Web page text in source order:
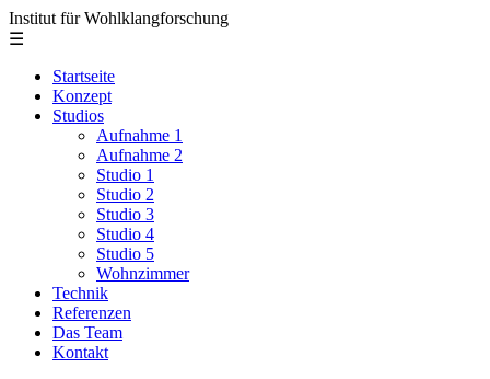
Institut für Wohlklangforschung
☰
Startseite
Konzept
Studios
Aufnahme 1
Aufnahme 2
Studio 1
Studio 2
Studio 3
Studio 4
Studio 5
Wohnzimmer
Technik
Referenzen
Das Team
Kontakt